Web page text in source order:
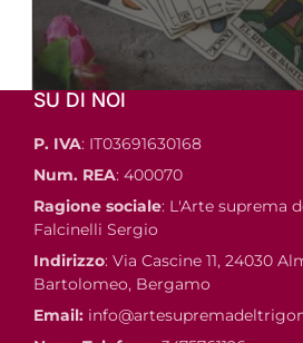
SU DI NOI
P. IVA: IT03691630168
Num. REA: 400070
Ragione sociale: L'Arte suprema
Falcinelli Sergio
Indirizzo: Via Cascine 11, 24030
Bartolomeo, Bergamo
Email: